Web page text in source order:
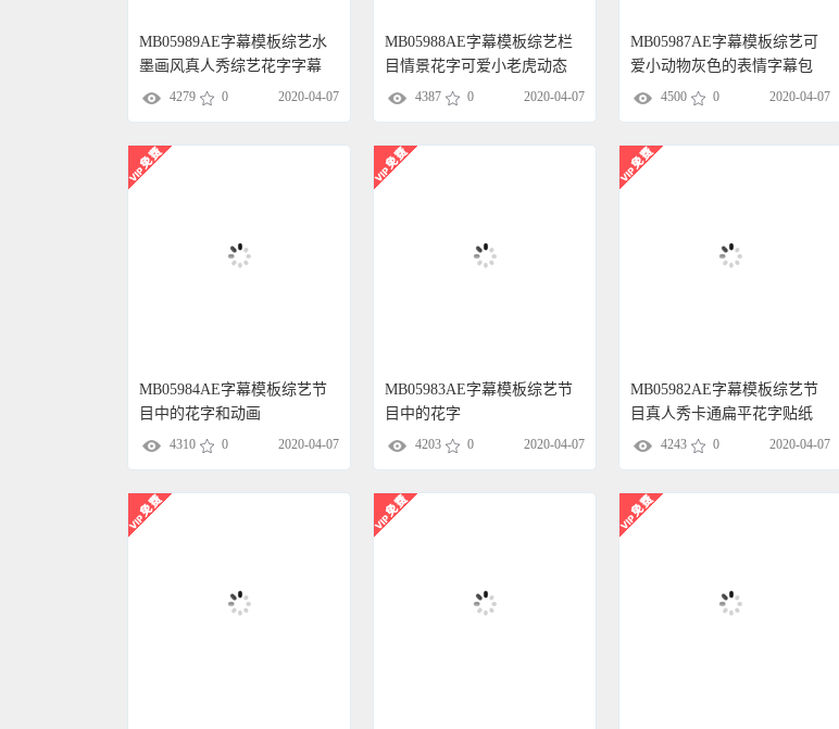
MB05989AE字幕模板综艺水
墨画风真人秀综艺花字字幕
4279 0 2020-04-07
MB05988AE字幕模板综艺栏
目情景花字可爱小老虎动态
4387 0 2020-04-07
MB05987AE字幕模板综艺可
爱小动物灰色的表情字幕包
4500 0 2020-04-07
MB05984AE字幕模板综艺节
目中的花字和动画
4310 0 2020-04-07
MB05983AE字幕模板综艺节
目中的花字
4203 0 2020-04-07
MB05982AE字幕模板综艺节
目真人秀卡通扁平花字贴纸
4243 0 2020-04-07